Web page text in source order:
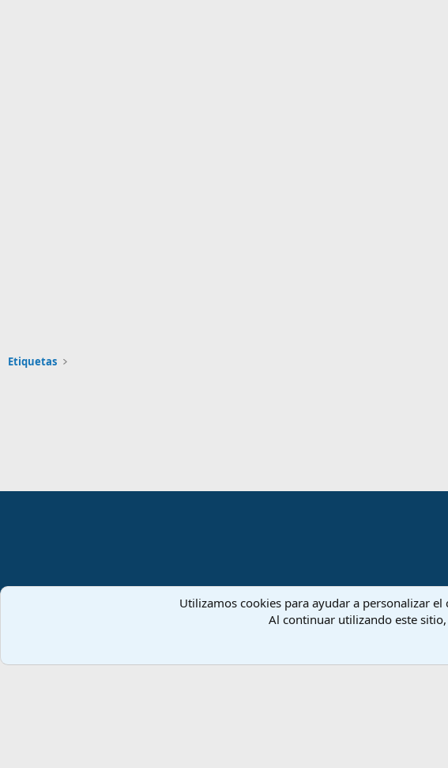
Etiquetas
Utilizamos cookies para ayudar a personalizar
Al continuar utilizando este